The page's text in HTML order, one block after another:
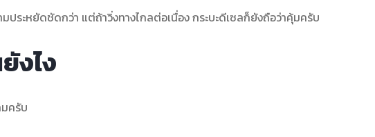
ประหยัดชัดกว่า แต่ถ้าวิ่งทางไกลต่อเนื่อง กระบะดีเซลก็ยังถือว่าคุ้มครับ
งไง
ครับ